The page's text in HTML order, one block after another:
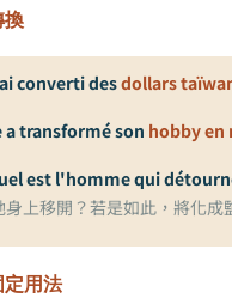
換
converti desdollars
a transformé son hobby en
est l'homme qui
身上移開？若是如此，將化
定用法